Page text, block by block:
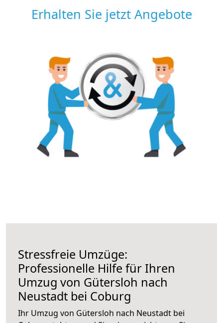
Erhalten Sie jetzt Angebote
Stressfreie Umzüge:
Professionelle Hilfe für Ihren
Umzug von Gütersloh nach
Neustadt bei Coburg
Ihr Umzug von Gütersloh nach Neustadt bei